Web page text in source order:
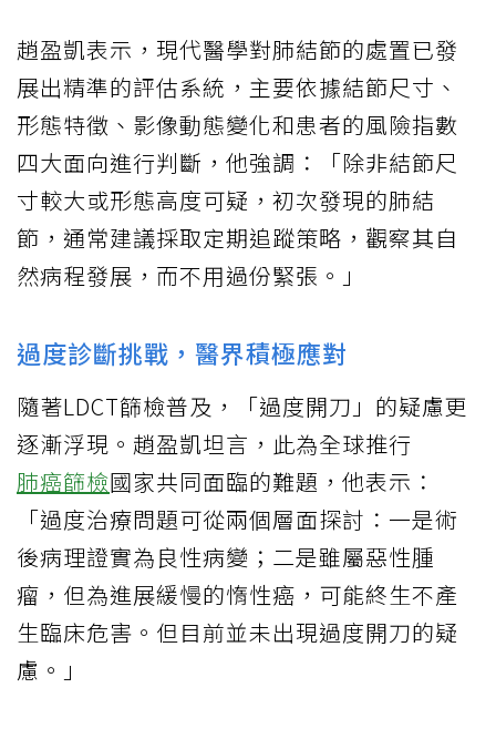
趙盈凱表示，現代醫學對肺結節的處置已發
展出精準的評估系統，主要依據結節尺寸、
形態特徵、影像動態變化和患者的風險指數
四大面向進行判斷，他強調：「除非結節尺
寸較大或形態高度可疑，初次發現的肺結
節，通常建議採取定期追蹤策略，觀察其自
然病程發展，而不用過份緊張。」
過度診斷挑戰，醫界積極應對
隨著LDCT篩檢普及，「過度開刀」的疑慮更
逐漸浮現。趙盈凱坦言，此為全球推行
肺癌篩檢國家共同面臨的難題，他表示：
「過度治療問題可從兩個層面探討：一是術
後病理證實為良性病變；二是雖屬惡性腫
瘤，但為進展緩慢的惰性癌，可能終生不產
生臨床危害。但目前並未出現過度開刀的疑
慮。」